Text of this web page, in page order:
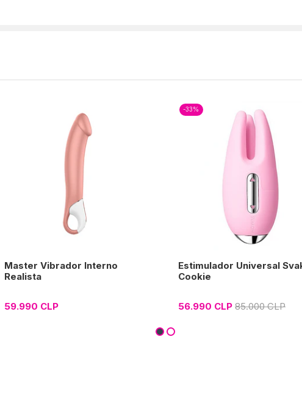
Master Vibrador Interno
Realista
59.990 CLP
-33%
Estimulador Universal
Cookie
56.990 CLP 85.000 CLP